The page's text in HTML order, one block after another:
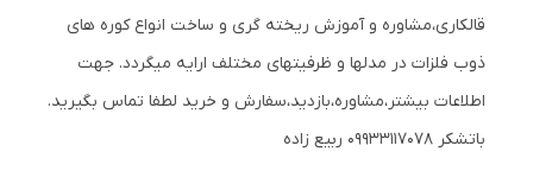
قالکاری،مشاوره و آموزش ریخته گری و ساخت انواع کوره های
ذوب فلزات در مدلها و ظرفیتهای مختلف ارایه میگردد. جهت
اطلاعات بیشتر،مشاوره،بازدید،سفارش و خرید لطفا تماس بگیرید.
باتشکر 09933117078 ربیع زاده